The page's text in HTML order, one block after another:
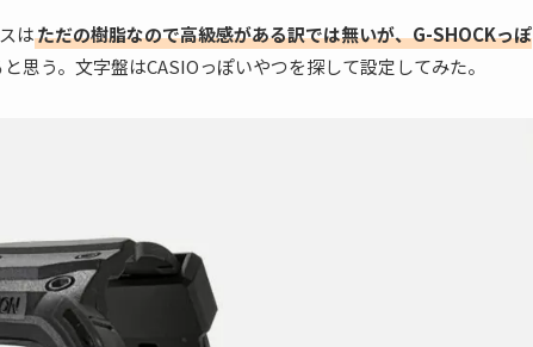
はただの樹脂なので高級感がある訳では無いが、G-SHOCKっぽ
思う。文字盤はCASIOっぽいやつを探して設定してみた。